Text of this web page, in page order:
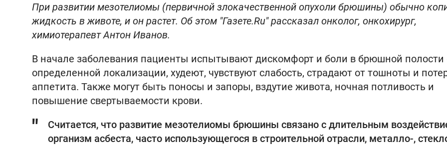
При развитии мезотелиомы (первичной злокачественной опухоли брюшины) обычно
жидкость в животе, и он растет. Об этом "Газете.Ru" рассказал онколог, онкохирург,
химиотерапевт Антон Иванов.
В начале заболевания пациенты испытывают дискомфорт и боли в брюшной полости
определенной локализации, худеют, чувствуют слабость, страдают от тошноты и
аппетита. Также могут быть поносы и запоры, вздутие живота, ночная потливость и
повышение свертываемости крови.
Считается, что развитие мезотелиомы брюшины связано с длительным
организм асбеста, часто использующегося в строительной отрасли, металло-,